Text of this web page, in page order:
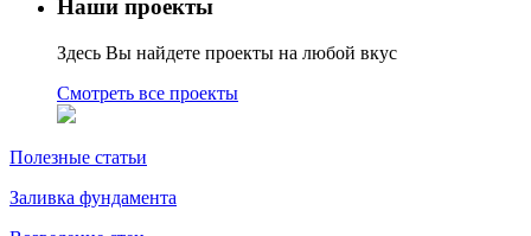
Наши проекты
Здесь Вы найдете проекты на любой вкус
Смотреть все проекты
Полезные статьи
Заливка фундамента